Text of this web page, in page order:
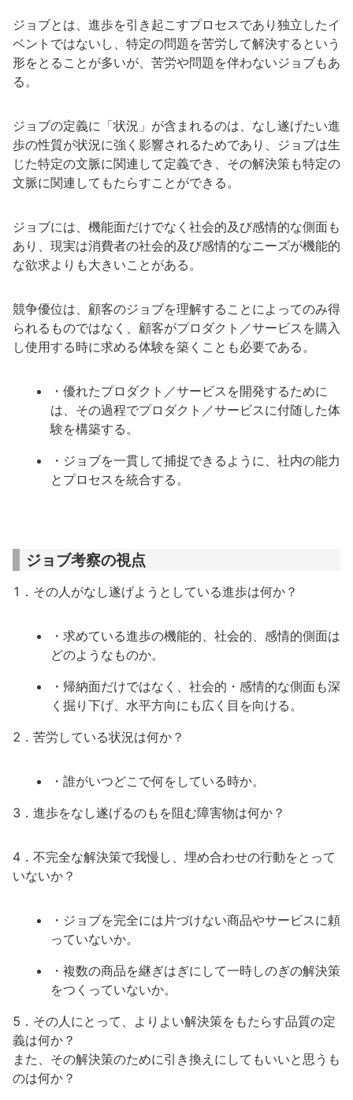
ジョブとは、進歩を引き起こすプロセスであり独立したイ
ベントではないし、特定の問題を苦労して解決するという
形をとることが多いが、苦労や問題を伴わないジョブもあ
る。
ジョブの定義に「状況」が含まれるのは、なし遂げたい進
歩の性質が状況に強く影響されるためであり、ジョブは生
じた特定の文脈に関連して定義でき、その解決策も特定の
文脈に関連してもたらすことができる。
ジョブには、機能面だけでなく社会的及び感情的な側面も
あり、現実は消費者の社会的及び感情的なニーズが機能的
な欲求よりも大きいことがある。
競争優位は、顧客のジョブを理解することによってのみ得
られるものではなく、顧客がプロダクト／サービスを購入
し使用する時に求める体験を築くことも必要である。
・優れたプロダクト／サービスを開発するために
は、その過程でプロダクト／サービスに付随した体
験を構築する。
・ジョブを一貫して捕捉できるように、社内の能力
とプロセスを統合する。
ジョブ考察の視点
1．その人がなし遂げようとしている進歩は何か？
・求めている進歩の機能的、社会的、感情的側面は
どのようなものか。
・帰納面だけではなく、社会的・感情的な側面も深
く掘り下げ、水平方向にも広く目を向ける。
2．苦労している状況は何か？
・誰がいつどこで何をしている時か。
3．進歩をなし遂げるのもを阻む障害物は何か？
4．不完全な解決策で我慢し、埋め合わせの行動をとって
いないか？
・ジョブを完全には片づけない商品やサービスに頼
っていないか。
・複数の商品を継ぎはぎにして一時しのぎの解決策
をつくっていないか。
5．その人にとって、よりよい解決策をもたらす品質の定
義は何か？
また、その解決策のために引き換えにしてもいいと思うも
のは何か？